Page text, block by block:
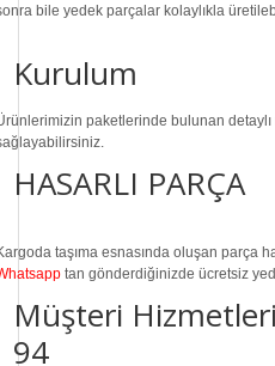
bile yedek parçalar kolaylıkla
Kurulum
paketlerinde bulunan
HASARLI PARÇA
taşıma esnasında oluşan parça
tan gönderdiğinizde ücretsiz
Müşteri
94